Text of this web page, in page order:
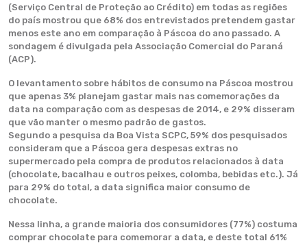
(Serviço Central de Proteção ao Crédito) em todas as regiões
do país mostrou que 68% dos entrevistados pretendem gastar
menos este ano em comparação à Páscoa do ano passado. A
sondagem é divulgada pela Associação Comercial do Paraná
(ACP).
O levantamento sobre hábitos de consumo na Páscoa mostrou
que apenas 3% planejam gastar mais nas comemorações da
data na comparação com as despesas de 2014, e 29% disseram
que vão manter o mesmo padrão de gastos.
Segundo a pesquisa da Boa Vista SCPC, 59% dos pesquisados
consideram que a Páscoa gera despesas extras no
supermercado pela compra de produtos relacionados à data
(chocolate, bacalhau e outros peixes, colomba, bebidas etc.). Já
para 29% do total, a data significa maior consumo de
chocolate.
Nessa linha, a grande maioria dos consumidores (77%) costuma
comprar chocolate para comemorar a data, e deste total 61%